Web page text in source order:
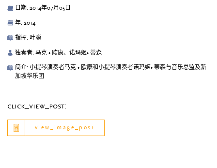
日期: 2014年07月05日
年: 2014
指挥: 叶聪
独奏者: 马克 • 欧康、诺玛姬• 蒂森
简介: 小提琴演奏者马克 • 欧康和小提琴演奏者诺玛姬• 蒂森与音乐总监及新
加坡华乐团
click_view_post:
view_image_post